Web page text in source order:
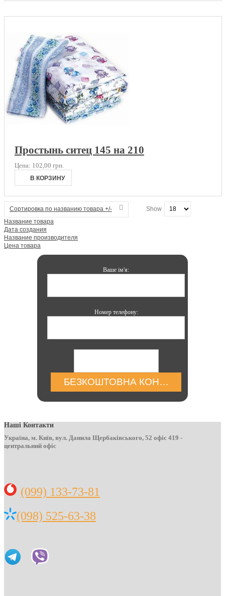
Простынь ситец 145 на 210
Цена: 102,00 грн.
Сортировка по названию товара +/-
Название товара
Дата создания
Название производителя
Цена товара
Show
Ваше ім'я:
Номер телефону:
БЕЗКОШТОВНА КОНСУЛЬТАЦІЯ
Наші Контакти
Україна, м. Київ, вул. Данила Щербаківського, 52 офіс 419 -
центральний офіс
(099) 133-73-81
(098) 525-63-38